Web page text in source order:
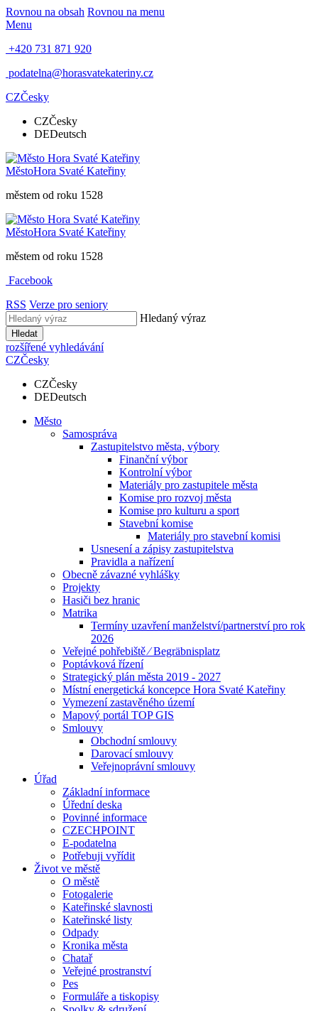
Rovnou na obsah Rovnou na menu
Menu
+420 731 871 920
podatelna@horasvatekateriny.cz
CZČesky
CZČesky
DEDeutsch
MěstoHora Svaté Kateřiny
městem od roku 1528
MěstoHora Svaté Kateřiny
městem od roku 1528
Facebook
RSS Verze pro seniory
Hledaný výraz
Hledat
rozšířené vyhledávání
CZČesky
CZČesky
DEDeutsch
Město
Samospráva
Zastupitelstvo města, výbory
Finanční výbor
Kontrolní výbor
Materiály pro zastupitele města
Komise pro rozvoj města
Komise pro kulturu a sport
Stavební komise
Materiály pro stavební komisi
Usnesení a zápisy zastupitelstva
Pravidla a nařízení
Obecně závazné vyhlášky
Projekty
Hasiči bez hranic
Matrika
Termíny uzavření manželství/partnerství pro rok
2026
Veřejné pohřebiště ⁄ Begräbnisplatz
Poptávková řízení
Strategický plán města 2019 - 2027
Místní energetická koncepce Hora Svaté Kateřiny
Vymezení zastavěného území
Mapový portál TOP GIS
Smlouvy
Obchodní smlouvy
Darovací smlouvy
Veřejnoprávní smlouvy
Úřad
Základní informace
Úřední deska
Povinné informace
CZECHPOINT
E-podatelna
Potřebuji vyřídit
Život ve městě
O městě
Fotogalerie
Kateřinské slavnosti
Kateřinské listy
Odpady
Kronika města
Chatař
Veřejné prostranství
Pes
Formuláře a tiskopisy